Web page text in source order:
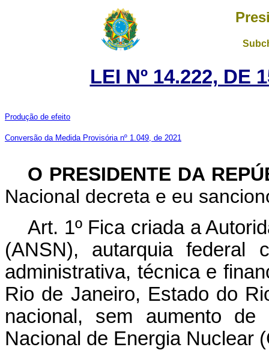
LEI Nº 14.222, DE
Produção de efeito
Conversão da Medida Provisória nº 1.049, de 2021
O PRESIDENTE DA
Nacional decreta e eu
Art. 1º Fica criada a
(ANSN), autarquia federal
administrativa, técnica e
Rio de Janeiro, Estado do
nacional, sem aumento
Nacional de Energia Nuclear